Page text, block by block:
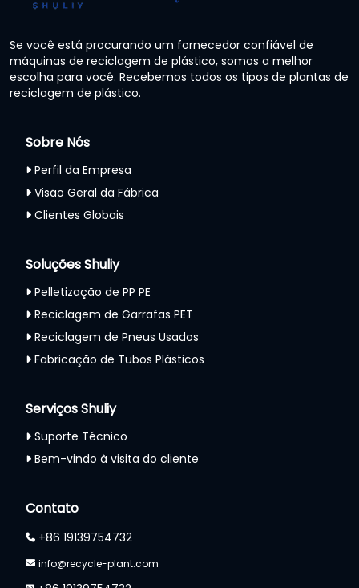
Se você está procurando um fornecedor confiável de
máquinas de reciclagem de plástico, somos a melhor
escolha para você. Recebemos todos os tipos de plantas de
reciclagem de plástico.
Sobre Nós
Perfil da Empresa
Visão Geral da Fábrica
Clientes Globais
Soluções Shuliy
Pelletização de PP PE
Reciclagem de Garrafas PET
Reciclagem de Pneus Usados
Fabricação de Tubos Plásticos
Serviços Shuliy
Suporte Técnico
Bem-vindo à visita do cliente
Contato
+86 19139754732
info@recycle-plant.com